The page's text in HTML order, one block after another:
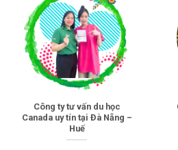
Công ty tư vấn du học
Canada uy tín tại Đà Nẵng –
Huế